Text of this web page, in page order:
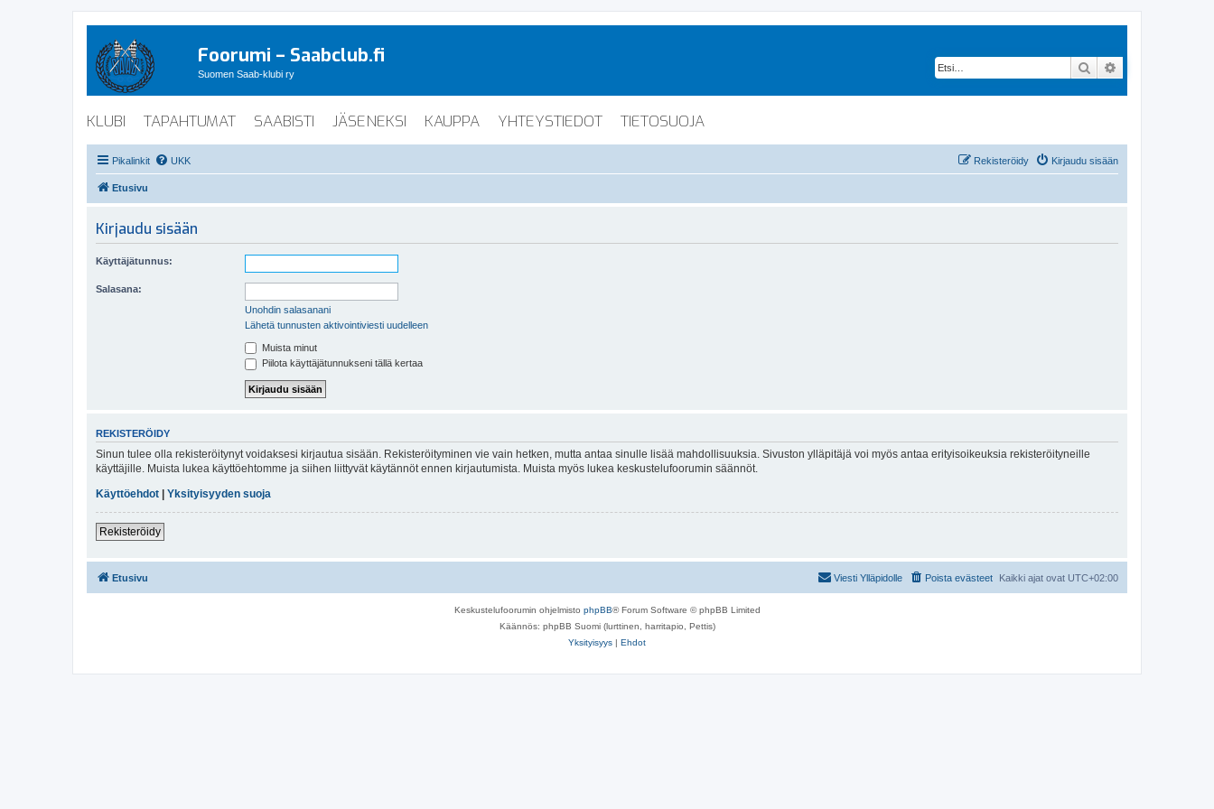
Foorumi – Saabclub.fi
Suomen Saab-klubi ry Etsi
KLUBI TAPAHTUMAT SAABISTI JÄSENEKSI KAUPPA YHTEYSTIEDOT TIETOSUOJA
Pikalinkit UKK Kirjaudu sisään
Rekisteröidy
Etusivu
Kirjaudu sisään
Käyttäjätunnus:
Salasana:
Unohdin salasanani
Lähetä tunnusten aktivointiviesti uudelleen
Muista minut
Piilota käyttäjätunnukseni tällä kertaa
REKISTERÖIDY
Sinun tulee olla rekisteröitynyt voidaksesi kirjautua sisään. Rekisteröityminen vie vain hetken, mutta antaa sinulle lisää mahdollisuuksia. Sivuston ylläpitäjä voi myös antaa erityisoikeuksia rekisteröityneille
käyttäjille. Muista lukea käyttöehtomme ja siihen liittyvät käytännöt ennen kirjautumista. Muista myös lukea keskustelufoorumin säännöt.
Käyttöehdot
Yksityisyyden suoja
Rekisteröidy
Etusivu Kaikki ajat ovat UTC+02:00
Poista evästeet
Viesti Ylläpidolle
Keskustelufoorumin ohjelmisto phpBB® Forum Software © phpBB Limited
Käännös: phpBB Suomi (lurttinen, harritapio, Pettis)
Yksityisyys | Ehdot